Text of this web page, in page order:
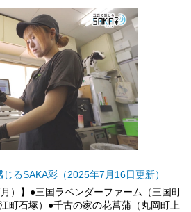
じるSAKA彩（2025年7月16日更新）
月）】●三国ラベンダーファーム（三国町
町石塚）●千古の家の花菖蒲（丸岡町上